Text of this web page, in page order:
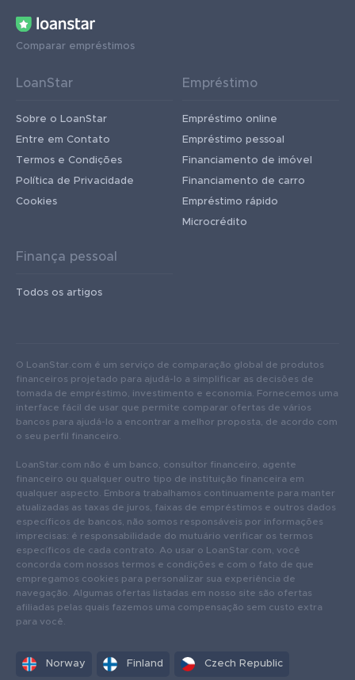
Comparar empréstimos
LoanStar
Sobre o LoanStar
Entre em Contato
Termos e Condições
Política de Privacidade
Cookies
Empréstimo
Empréstimo online
Empréstimo pessoal
Financiamento de imóvel
Financiamento de carro
Empréstimo rápido
Microcrédito
Finança pessoal
Todos os artigos
O LoanStar.com é um serviço de comparação global de produtos
financeiros projetado para ajudá-lo a simplificar as decisões de
tomada de empréstimo, investimento e economia. Fornecemos uma
interface fácil de usar que permite comparar ofertas de vários
bancos para ajudá-lo a encontrar a melhor proposta, de acordo com
o seu perfil financeiro.
LoanStar.com não é um banco, consultor financeiro, agente
financeiro ou qualquer outro tipo de instituição financeira em
qualquer aspecto. Embora trabalhamos continuamente para manter
atualizadas as taxas de juros, faixas de empréstimos e outros dados
específicos de bancos, não somos responsáveis ​​por informações
imprecisas: é responsabilidade do mutuário verificar os termos
específicos de cada contrato. Ao usar o LoanStar.com, você
concorda com nossos termos e condições e com o fato de que
empregamos cookies para personalizar sua experiência de
navegação. Algumas ofertas listadas em nosso site são ofertas
afiliadas pelas quais fazemos uma compensação sem custo extra
para você.
Norway Finland Czech Republic